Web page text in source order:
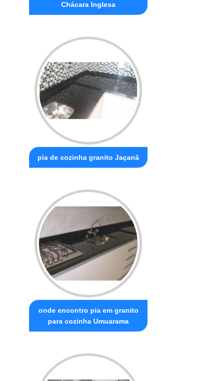
Chácara Inglesa
pia de cozinha granito Jaçanã
onde encontro pia em granito
para cozinha Umuarama